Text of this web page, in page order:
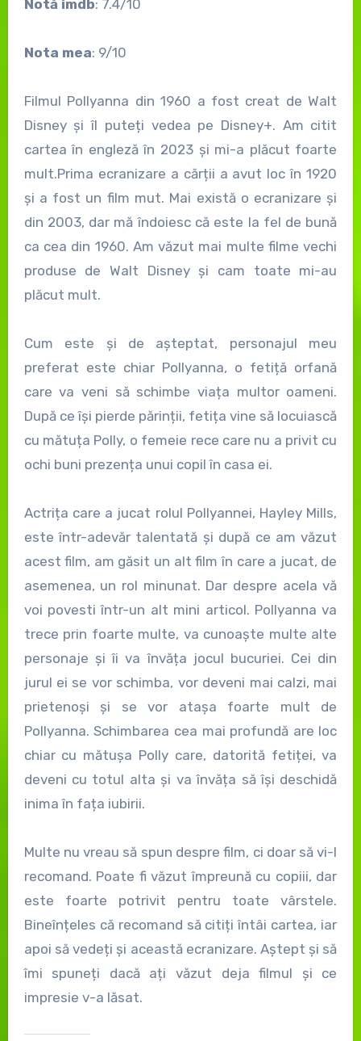
Notă imdb: 7.4/10
Nota mea: 9/10
Filmul Pollyanna din 1960 a fost creat de Walt
Disney și îl puteți vedea pe Disney+. Am citit
cartea în engleză în 2023 și mi-a plăcut foarte
mult.Prima ecranizare a cărții a avut loc în 1920
și a fost un film mut. Mai există o ecranizare și
din 2003, dar mă îndoiesc că este la fel de bună
ca cea din 1960. Am văzut mai multe filme vechi
produse de Walt Disney și cam toate mi-au
plăcut mult.
Cum este și de așteptat, personajul meu
preferat este chiar Pollyanna, o fetiță orfană
care va veni să schimbe viața multor oameni.
După ce își pierde părinții, fetița vine să locuiască
cu mătuța Polly, o femeie rece care nu a privit cu
ochi buni prezența unui copil în casa ei.
Actrița care a jucat rolul Pollyannei, Hayley Mills,
este într-adevăr talentată și după ce am văzut
acest film, am găsit un alt film în care a jucat, de
asemenea, un rol minunat. Dar despre acela vă
voi povesti într-un alt mini articol. Pollyanna va
trece prin foarte multe, va cunoaște multe alte
personaje și îi va învăța jocul bucuriei. Cei din
jurul ei se vor schimba, vor deveni mai calzi, mai
prietenoși și se vor atașa foarte mult de
Pollyanna. Schimbarea cea mai profundă are loc
chiar cu mătușa Polly care, datorită fetiței, va
deveni cu totul alta și va învăța să își deschidă
inima în fața iubirii.
Multe nu vreau să spun despre film, ci doar să vi-l
recomand. Poate fi văzut împreună cu copiii, dar
este foarte potrivit pentru toate vârstele.
Bineînțeles că recomand să citiți întâi cartea, iar
apoi să vedeți și această ecranizare. Aștept și să
îmi spuneți dacă ați văzut deja filmul și ce
impresie v-a lăsat.